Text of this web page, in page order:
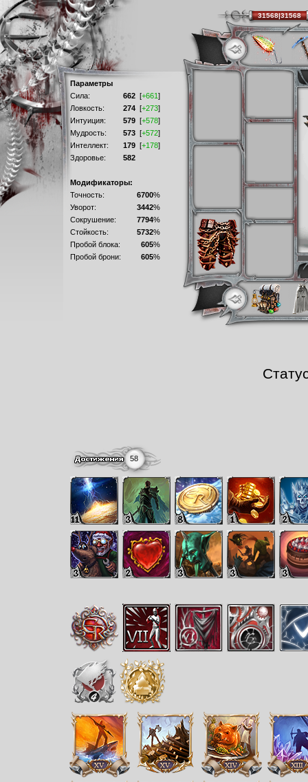
Параметры
Сила:
662 [+661]
Ловкость:
274 [+273]
Интуиция:
579 [+578]
Мудрость:
573 [+572]
Интеллект:
179 [+178]
Здоровье:
582
Модификаторы:
Точность:
6700%
Уворот:
3442%
Сокрушение:
7794%
Стойкость:
5732%
Пробой блока:
605%
Пробой брони:
605%
58
31568|31568